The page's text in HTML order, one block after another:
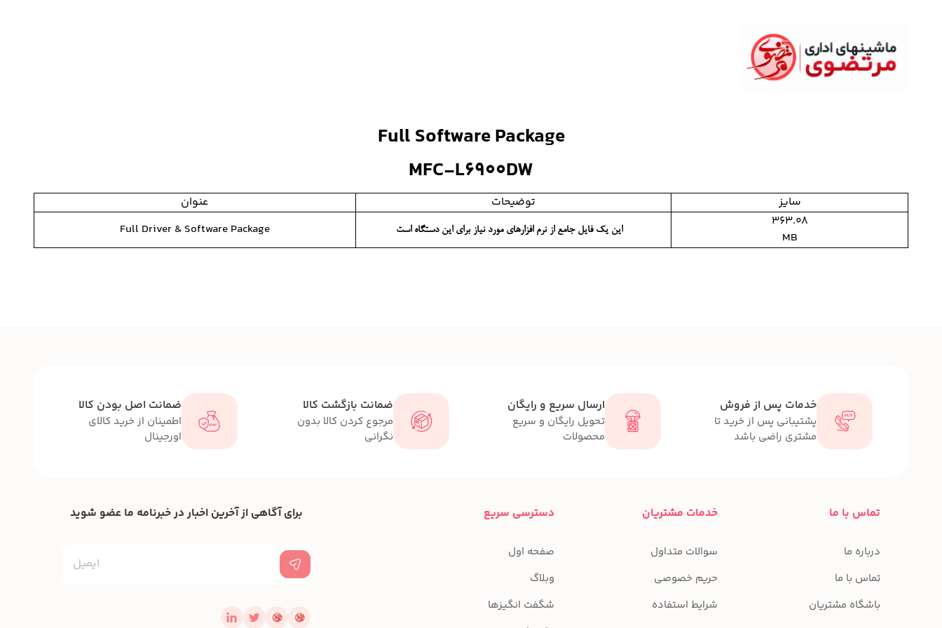
Full Software Package
MFC-L6900DW
سایز توضیحات
عنوان
363.08
MB
                 این یک فایل جامع از نرم افزارهای مورد نیاز برای این دستگاه است
Full Driver & Software Package
خدمات پس از فروش
پشتیبانی پس از خرید تا
مشتری راضی باشد
ارسال سریع و رایگان
تحویل رایگان و سریع
محصولات
ضمانت بازگشت کالا
مرجوع کردن کالا بدون
نگرانی
ضمانت اصل بودن کالا
اطمینان از خرید کالای
اورجینال
تماس با ما
درباره ما
تماس با ما
باشگاه مشتریان
خدمات مشتریان
سوالات متداول
حریم خصوصی
شرایط استفاده
دسترسی سریع
صفحه اول
وبلاگ
شگفت انگیزها
برای آگاهی از آخرین اخبار در خبرنامه ما عضو شوید